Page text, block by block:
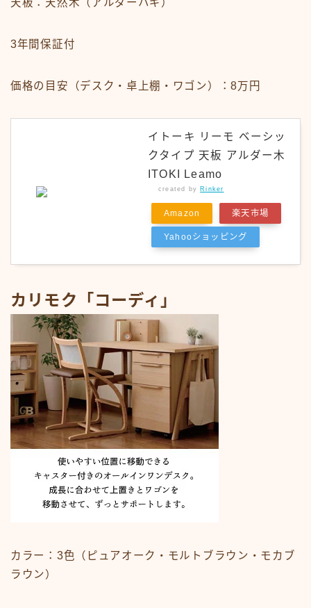
天板：天然木（アルダーハギ）
3年間保証付
価格の目安（デスク・卓上棚・ワゴン）：8万円
イトーキ リーモ ベーシッ
クタイプ 天板 アルダー木
ITOKI Leamo
created by Rinker
Amazon 楽天市場
Yahooショッピング
カリモク「コーディ」
カラー：3色（ピュアオーク・モルトブラウン・モカブ
ラウン）